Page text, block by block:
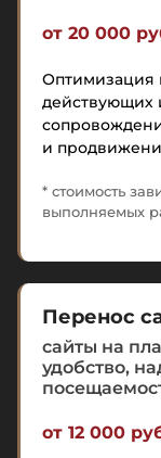
от 20 000
Оптимизация
действующих
и
* стоимость
выполняемых
Перенос
сайты на
удобство,
от 12 000